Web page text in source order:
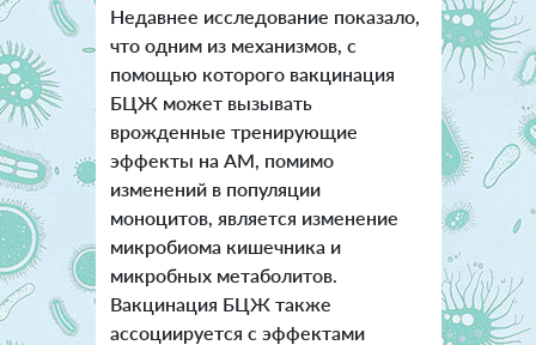
Недавнее исследование показало,
что одним из механизмов, с
помощью которого вакцинация
БЦЖ может вызывать
врожденные тренирующие
эффекты на АМ, помимо
изменений в популяции
моноцитов, является изменение
микробиома кишечника и
микробных метаболитов.
Вакцинация БЦЖ также
ассоциируется с эффектами